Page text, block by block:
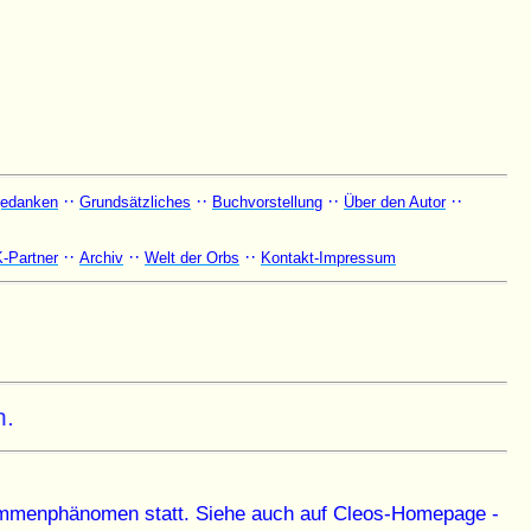
·· Grundsätzliches ·· Buchvorstellung ·· Über den Autor··
Partner·· Archiv ·· Welt der Orbs ·· Kontakt-Impressum
statt. Siehe auch auf Cleos-Homepage -